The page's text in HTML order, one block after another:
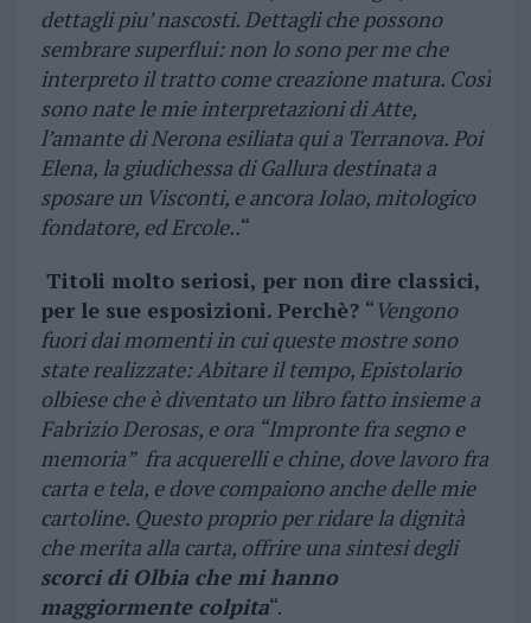
dettagli piu’ nascosti. Dettagli che possono
sembrare superflui: non lo sono per me che
interpreto il tratto come creazione matura. Così
sono nate le mie interpretazioni di Atte,
l’amante di Nerona esiliata qui a Terranova. Poi
Elena, la giudichessa di Gallura destinata a
sposare un Visconti, e ancora Iolao, mitologico
fondatore, ed Ercole..“
Titoli molto seriosi, per non dire classici,
per le sue esposizioni. Perchè? “Vengono
fuori dai momenti in cui queste mostre sono
state realizzate: Abitare il tempo, Epistolario
olbiese che è diventato un libro fatto insieme a
Fabrizio Derosas, e ora “Impronte fra segno e
memoria” fra acquerelli e chine, dove lavoro fra
carta e tela, e dove compaiono anche delle mie
cartoline. Questo proprio per ridare la dignità
che merita alla carta, offrire una sintesi degli
scorci di Olbia che mi hanno
maggiormente colpita“.